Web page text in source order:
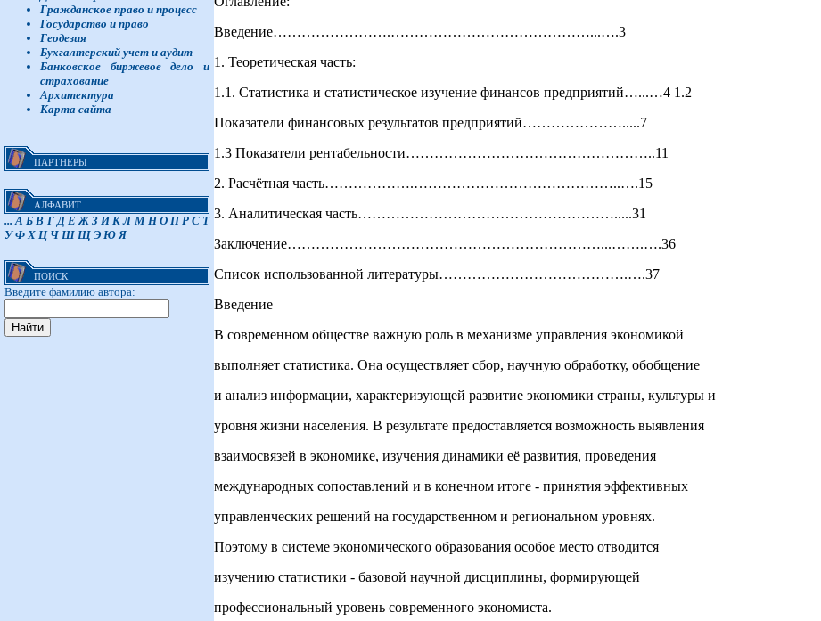
Гражданское право и процесс
Государство и право
Геодезия
Бухгалтерский учет и аудит
Банковское биржевое дело и
страхование
Архитектура
Карта сайта
ПАРТНЕРЫ
АЛФАВИТ
... А Б В Г Д Е Ж З И К Л М Н О П Р С Т
У Ф Х Ц Ч Ш Щ Э Ю Я
ПОИСК
Введите фамилию автора:
Введение…………………….……………………………………...….3
1. Теоретическая часть:
1.1. Статистика и статистическое изучение финансов предприятий…...…4 1.2
Показатели финансовых результатов предприятий………………….....7
1.3 Показатели рентабельности……………………………………………..11
2. Расчётная часть……………….……………………………………..….15
3. Аналитическая часть……………………………………………….....31
Заключение…………………………………………………………...…….….36
Список использованной литературы………………………………….….37
Введение
В современном обществе важную роль в механизме управления экономикой
выполняет статистика. Она осуществляет сбор, научную обработку, обобщение
и анализ информации, характеризующей развитие экономики страны, культуры и
уровня жизни населения. В результате предоставляется возможность выявления
взаимосвязей в экономике, изучения динамики её развития, проведения
международных сопоставлений и в конечном итоге - принятия эффективных
управленческих решений на государственном и региональном уровнях.
Поэтому в системе экономического образования особое место отводится
изучению статистики - базовой научной дисциплины, формирующей
профессиональный уровень современного экономиста.